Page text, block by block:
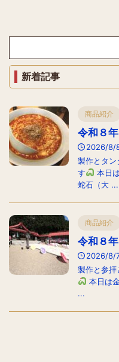
新着記事
商品紹介
令和８年
2026/8/
製作とタン
す
本日
蛇石（大 ...
商品紹介
令和８年
2026/8/
製作と参拝
本日は
...